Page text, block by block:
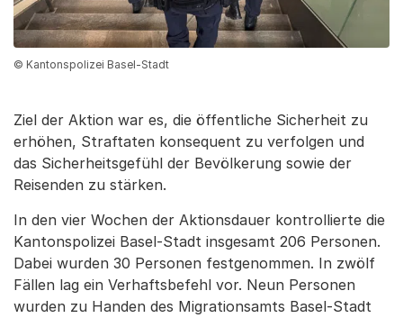
© Kantonspolizei Basel-Stadt
Ziel der Aktion war es, die öffentliche Sicherheit zu
erhöhen, Straftaten konsequent zu verfolgen und
das Sicherheitsgefühl der Bevölkerung sowie der
Reisenden zu stärken.
In den vier Wochen der Aktionsdauer kontrollierte die
Kantonspolizei Basel-Stadt insgesamt 206 Personen.
Dabei wurden 30 Personen festgenommen. In zwölf
Fällen lag ein Verhaftsbefehl vor. Neun Personen
wurden zu Handen des Migrationsamts Basel-Stadt